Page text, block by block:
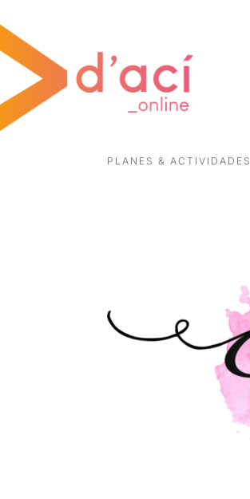
PLANES & ACTIVIDADES